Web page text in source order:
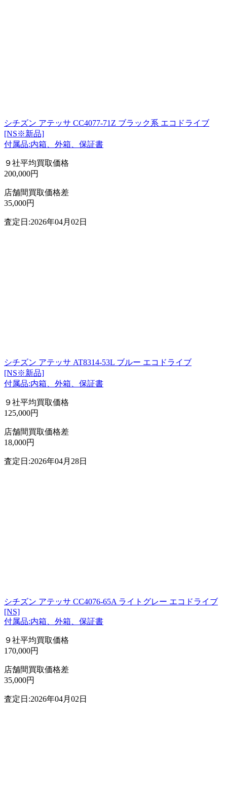
シチズン アテッサ CC4077-71Z ブラック系 エコドライブ
[NS※新品]
付属品:内箱、外箱、保証書
９社平均買取価格
200,000円
店舗間買取価格差
35,000円
査定日:2026年04月02日
シチズン アテッサ AT8314-53L ブルー エコドライブ
[NS※新品]
付属品:内箱、外箱、保証書
９社平均買取価格
125,000円
店舗間買取価格差
18,000円
査定日:2026年04月28日
シチズン アテッサ CC4076-65A ライトグレー エコドライブ
[NS]
付属品:内箱、外箱、保証書
９社平均買取価格
170,000円
店舗間買取価格差
35,000円
査定日:2026年04月02日